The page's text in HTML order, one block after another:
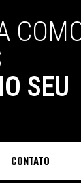
SEU
CONTATO